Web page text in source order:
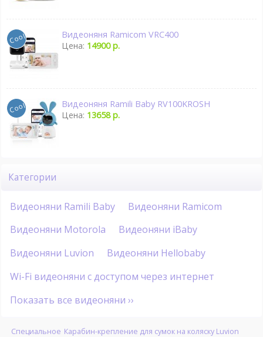
Видеоняня Ramicom VRC400
Цена: 14900 р.
Видеоняня Ramili Baby RV100KROSH
Цена: 13658 р.
Категории
Видеоняни Ramili Baby
Видеоняни Ramicom
Видеоняни Motorola
Видеоняни iBaby
Видеоняни Luvion
Видеоняни Hellobaby
Wi-Fi видеоняни с доступом через интернет
Показать все видеоняни ››
Специальное Карабин-крепление для сумок на коляску Luvion